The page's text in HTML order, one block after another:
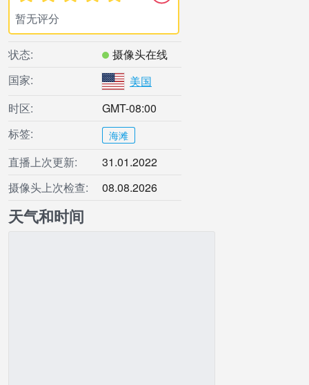
暂无评分
状态:
摄像头在线
国家:
美国
时区:
GMT-08:00
标签:
海滩
直播上次更新:
31.01.2022
摄像头上次检查:
08.08.2026
天气和时间